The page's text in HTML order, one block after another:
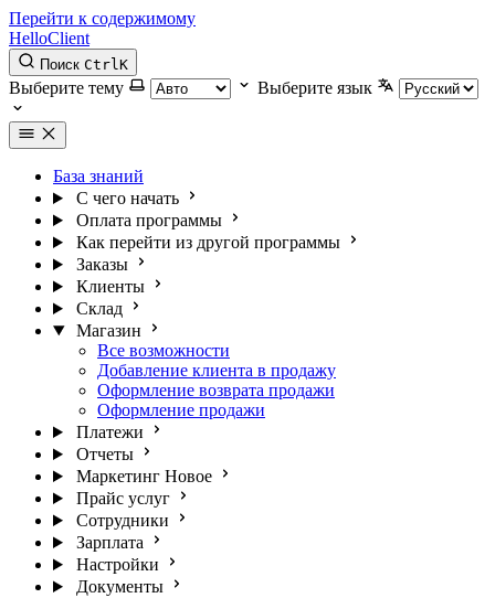
Перейти к содержимому
HelloClient
Поиск CtrlK
Выберите тему Выберите язык
База знаний
С чего начать
Оплата программы
Как перейти из другой программы
Заказы
Клиенты
Склад
Магазин
Все возможности
Добавление клиента в продажу
Оформление возврата продажи
Оформление продажи
Платежи
Отчеты
Маркетинг Новое
Прайс услуг
Сотрудники
Зарплата
Настройки
Документы